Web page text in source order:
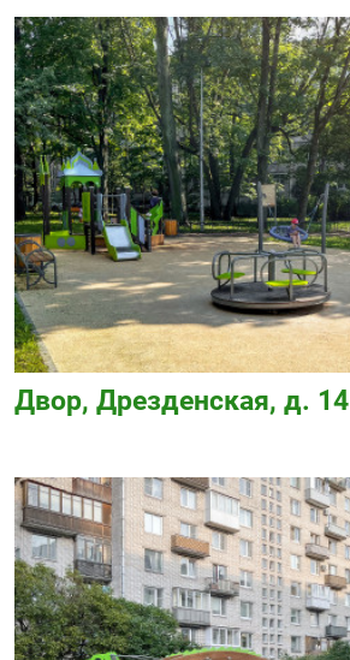
Двор, Дрезденская, д. 14